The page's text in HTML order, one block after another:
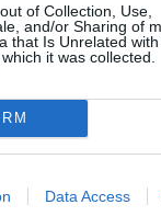
of Collection, Use,
and/or Sharing of
that Is Unrelated
it was collected.
Data Access